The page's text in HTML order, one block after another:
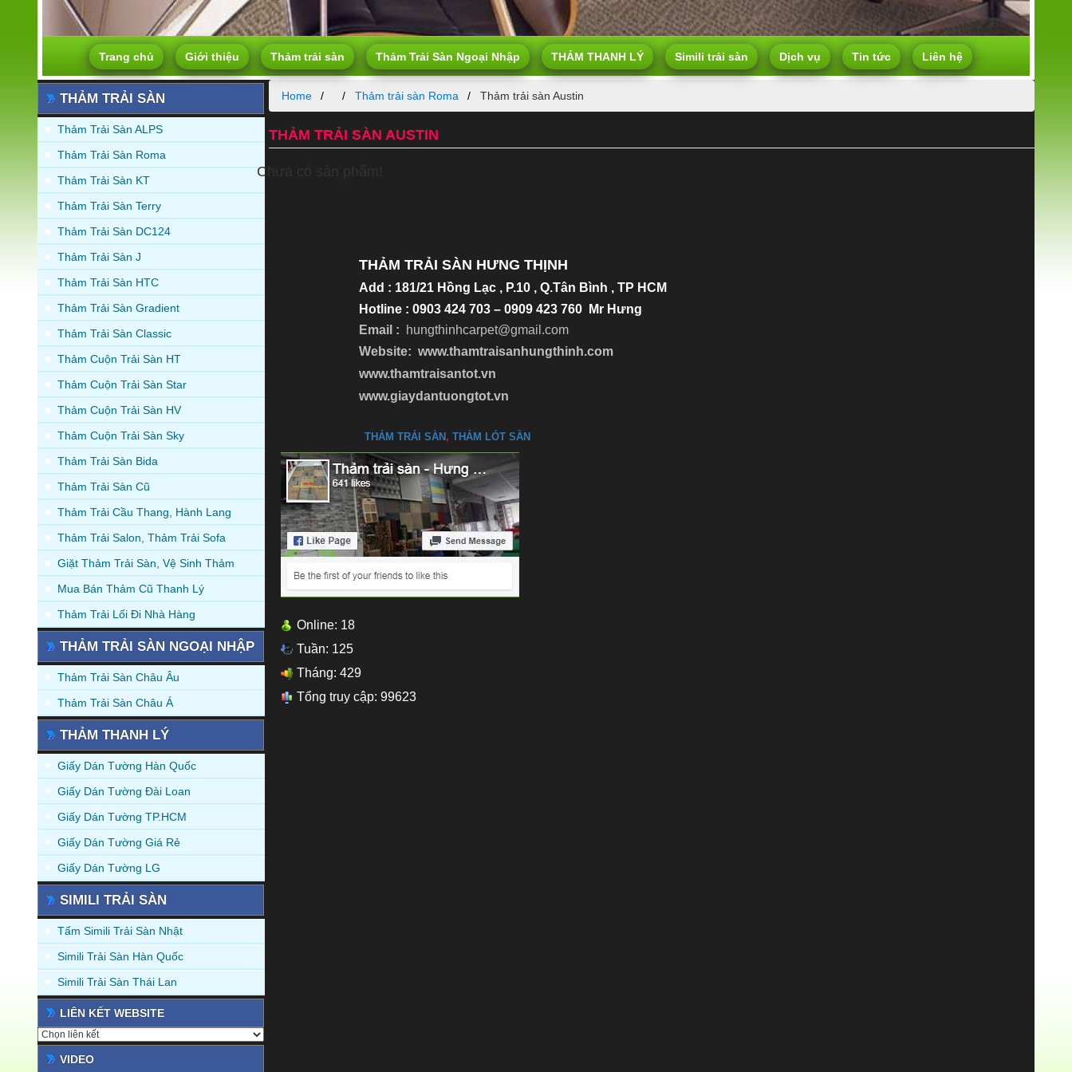
Trang chủ Giới thiệu Thảm trải sàn Thảm Trải Sàn Ngoại Nhập THẢM THANH LÝ Simili trải sàn Dịch vụ Tin tức Liên hệ
THẢM TRẢI SÀN
Thảm Trải Sàn ALPS
Thảm Trải Sàn Roma
Thảm Trải Sàn KT
Thảm Trải Sàn Terry
Thảm Trải Sàn DC124
Thảm Trải Sàn J
Thảm Trải Sàn HTC
Thảm Trải Sàn Gradient
Thảm Trải Sàn Classic
Thảm Cuộn Trải Sàn HT
Thảm Cuộn Trải Sàn Star
Thảm Cuộn Trải Sàn HV
Thảm Cuộn Trải Sàn Sky
Thảm Trải Sàn Bida
Thảm Trải Sàn Cũ
Thảm Trải Cầu Thang, Hành Lang
Thảm Trải Salon, Thảm Trải Sofa
Giặt Thảm Trải Sàn, Vệ Sinh Thảm
Mua Bán Thảm Cũ Thanh Lý
Thảm Trải Lối Đi Nhà Hàng
THẢM TRẢI SÀN NGOẠI NHẬP
Thảm Trải Sàn Châu Âu
Thảm Trải Sàn Châu Á
THẢM THANH LÝ
Giấy Dán Tường Hàn Quốc
Giấy Dán Tường Đài Loan
Giấy Dán Tường TP.HCM
Giấy Dán Tường Giá Rẻ
Giấy Dán Tường LG
SIMILI TRẢI SÀN
Tấm Simili Trải Sàn Nhật
Simili Trải Sàn Hàn Quốc
Simili Trải Sàn Thái Lan
LIÊN KẾT WEBSITE
VIDEO
Home Thảm trải sàn Roma Thảm trải sàn Austin
THẢM TRẢI SÀN AUSTIN
Chưa có sản phẩm!
THẢM TRẢI SÀN HƯNG THỊNH
Add : 181/21 Hồng Lạc , P.10 , Q.Tân Bình , TP HCM
Hotline : 0903 424 703 – 0909 423 760 Mr Hưng
Email :
hungthinhcarpet@gmail.com
Website: www.thamtraisanhungthinh.com
www.thamtraisantot.vn
www.giaydantuongtot.vn
THẢM TRẢI SÀN, THẢM LÓT SÀN
Online: 18
Tuần: 125
Tháng: 429
Tổng truy cập: 99623